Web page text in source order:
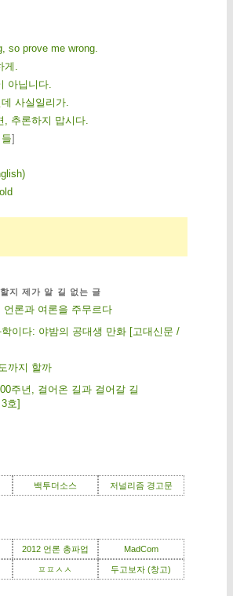
so prove me wrong.
게.
아닙니다.
사실일리가.
, 추론하지 맙시다.
들]
지 제가 알 길 없는 글
언론과 여론을 주무르다
이다: 야밤의 공대생 만화 [고대신문 /
까지 할까
주년, 걸어온 길과 걸어갈 길
호]
백투더소스 저널리즘 경고문
2012 언론 총파업 MadCom
ㅍㅍㅅㅅ 두고보자 (창고)